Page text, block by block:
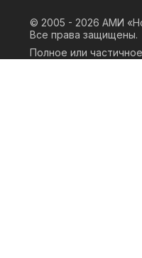
© 2005 - 2026 АМИ
Все права защищены.
Полное или